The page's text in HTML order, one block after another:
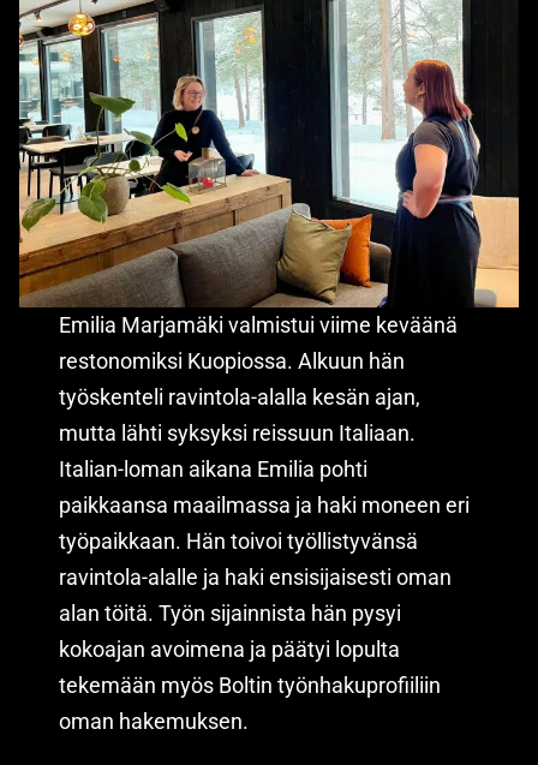
Emilia Marjamäki valmistui viime keväänä
restonomiksi Kuopiossa. Alkuun hän
työskenteli ravintola-alalla kesän ajan,
mutta lähti syksyksi reissuun Italiaan.
Italian-loman aikana Emilia pohti
paikkaansa maailmassa ja haki moneen eri
työpaikkaan. Hän toivoi työllistyvänsä
ravintola-alalle ja haki ensisijaisesti oman
alan töitä. Työn sijainnista hän pysyi
kokoajan avoimena ja päätyi lopulta
tekemään myös Boltin työnhakuprofiiliin
oman hakemuksen.